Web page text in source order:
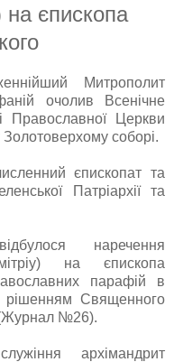
на єпископа
Митрополит
очолив Всенічне
Православної Церкви
соборі.
єпископат та
Патріархії та
наречення
на єпископа
парафій в
рішенням Священного
(Журнал №26).
архімандрит